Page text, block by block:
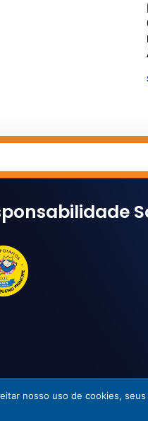
Desenvolvido por Incom
nosso uso de cookies,